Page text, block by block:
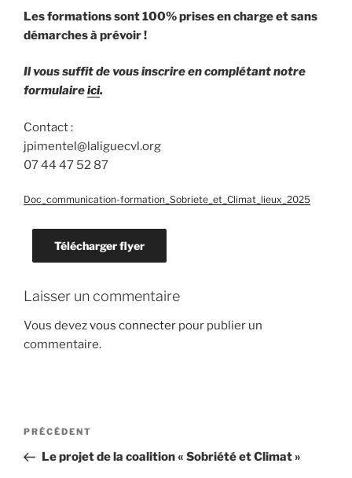
Les formations sont 100% prises en charge et sans
démarches à prévoir !
Il vous suffit de vous inscrire en complétant notre
formulaireici.
Contact :
jpimentel@laliguecvl.org
07 44 47 52 87
Doc_communication-formation_Sobriete_et_Climat_lieux_2025
Télécharger flyer
Laisser un commentaire
Vous devezvous connecter pour publier un
commentaire.
Navigation
l’article
Article
précédent
PRÉCÉDENT
Le projet de la coalition « Sobriété et Climat »